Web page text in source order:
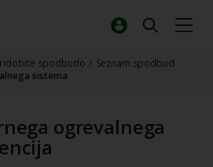
spodbudo / Seznam spodbud
sistema
ogrevalnega